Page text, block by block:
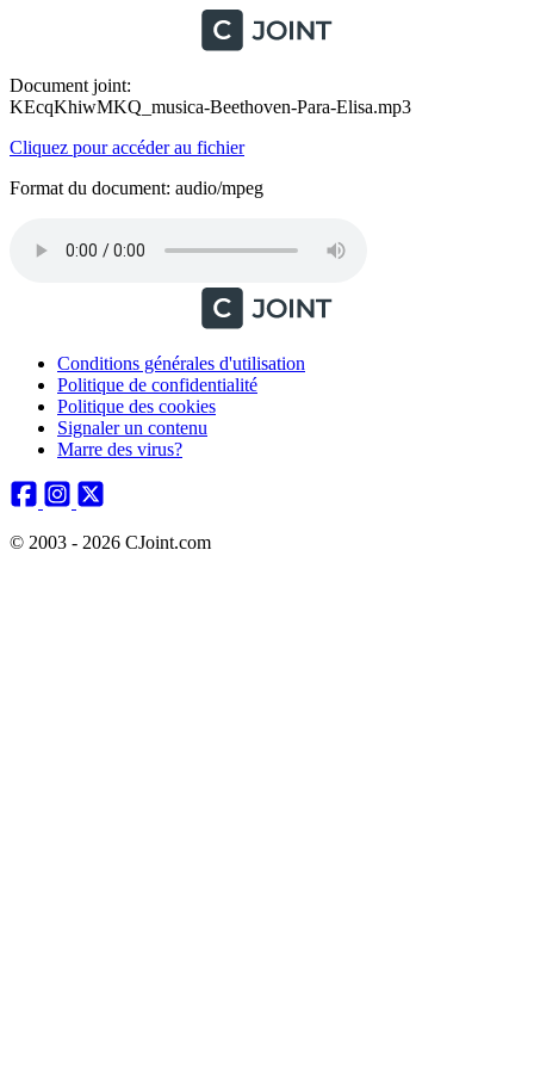
Document joint:
KEcqKhiwMKQ_musica-Beethoven-Para-Elisa.mp3
Cliquez pour accéder au fichier
Format du document: audio/mpeg
Conditions générales d'utilisation
Politique de confidentialité
Politique des cookies
Signaler un contenu
Marre des virus?
© 2003 - 2026 CJoint.com